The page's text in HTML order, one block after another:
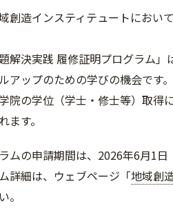
創造インスティテュートにおい
題解決実践 履修証明プログラム
アップのための学びの機会です。
院の学位（学士・修士等）取得
ます。
ムの申請期間は、2026年6月1日
詳細は、ウェブページ「地域創
。